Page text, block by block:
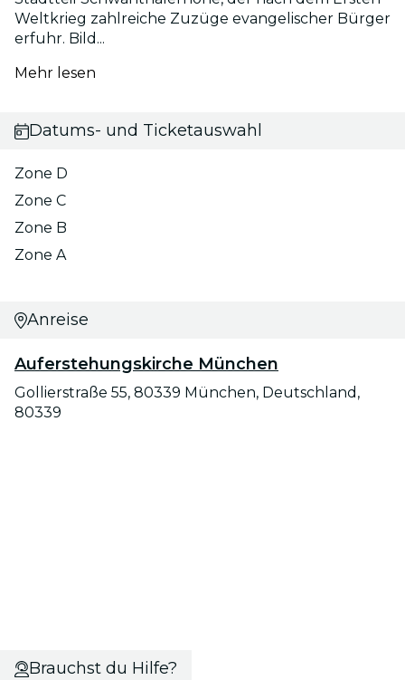
Weltkrieg zahlreiche Zuzüge evangelischer Bürger
erfuhr. Bild...
Mehr lesen
Datums- und Ticketauswahl
Zone D
Zone C
Zone B
Zone A
Anreise
Auferstehungskirche München
Gollierstraße 55, 80339 München, Deutschland,
80339
Brauchst du Hilfe?